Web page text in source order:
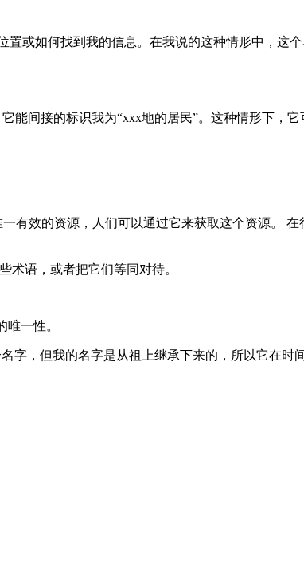
或如何找到我的信息。在我说的这种情形中，这个
能间接的标识我为“xxx地的居民”。这种情形下，它
一有效的资源，人们可以通过它来获取这个资源。 在
术语，或者把它们等同对待。
一性。
字，但我的名字是从祖上继承下来的，所以它在时